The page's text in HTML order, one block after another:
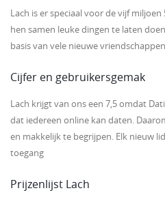
Lach is er speciaal voor de vijf
hen samen leuke dingen te laten
basis van vele nieuwe
Cijfer en gebruikersgemak
Lach krijgt van ons een 7,5 omdat
dat iedereen online kan daten.
en makkelijk te begrijpen. Elk nieuw
toegang
Prijzenlijst Lach